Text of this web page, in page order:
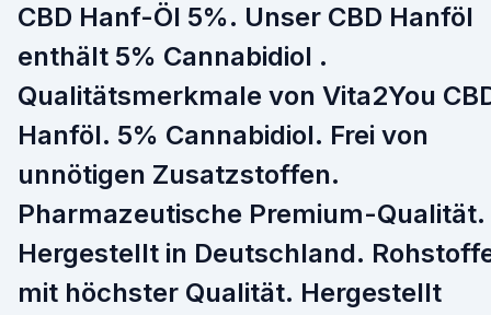
CBD Hanf-Öl 5%. Unser CBD Hanföl
enthält 5% Cannabidiol .
Qualitätsmerkmale von Vita2You
Hanföl. 5% Cannabidiol. Frei von
unnötigen Zusatzstoffen.
Pharmazeutische Premium-Qualität.
Hergestellt in Deutschland.
mit höchster Qualität. Hergestellt